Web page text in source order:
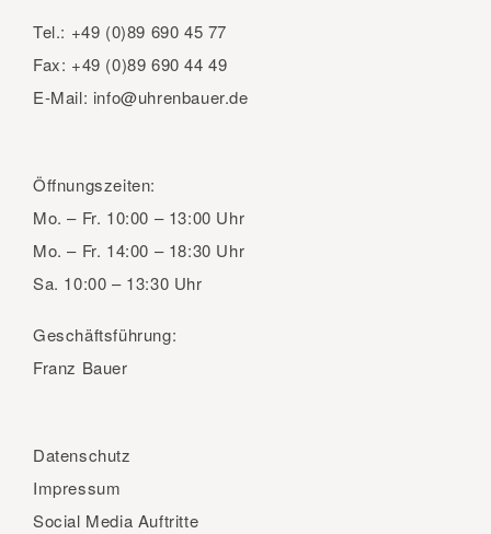
Tel.: +49 (0)89 690 45 77
Fax: +49 (0)89 690 44 49
E-Mail: info@uhrenbauer.de
Öffnungszeiten:
Mo. – Fr. 10:00 – 13:00 Uhr
Mo. – Fr. 14:00 – 18:30 Uhr
Sa. 10:00 – 13:30 Uhr
Geschäftsführung:
Franz Bauer
Datenschutz
Impressum
Social Media Auftritte